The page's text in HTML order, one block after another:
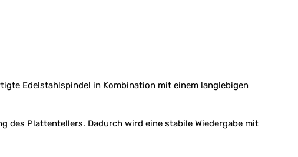
Edelstahlspindel in Kombination mit einem langlebigen
des Plattentellers. Dadurch wird eine stabile Wiedergabe mit